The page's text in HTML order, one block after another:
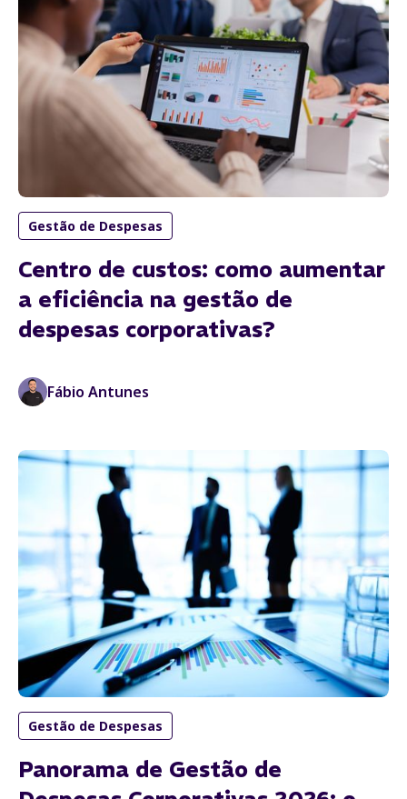
Gestão de Despesas
Centro de custos: como aumentar
a eficiência na gestão de
despesas corporativas?
Fábio Antunes
Gestão de Despesas
Panorama de Gestão de